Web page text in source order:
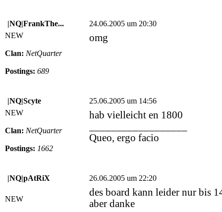
|NQ|FrankThe...
24.06.2005 um 20:30
NEW
Clan: NetQuarter
Postings: 689
omg
|NQ|Scyte
25.06.2005 um 14:56
NEW
Clan: NetQuarter
Postings: 1662
hab vielleicht en 1800
Queo, ergo facio
|NQ|pAtRiX 26.06.2005 um 22:20
NEW
des board kann leider nur bis
aber danke